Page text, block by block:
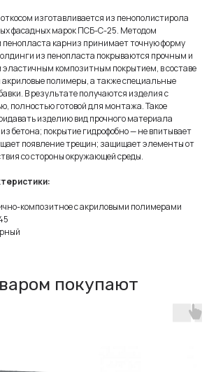
изготавливается из пенополистирола
фасадных марок ПСБ-С-25. Методом
пенопласта карниз принимает точную форму
из пенопласта покрываются прочным и
эластичным композитным покрытием, в составе
акриловые полимеры, а также специальные
В результате получаются изделия с
полностью готовой для монтажа. Такое
изделию вид прочного материала
бетона; покрытие гидрофобно — не впитывает
появление трещин; защищает элементы от
со стороны окружающей среды.
композитное с акриловыми полимерами
покупают